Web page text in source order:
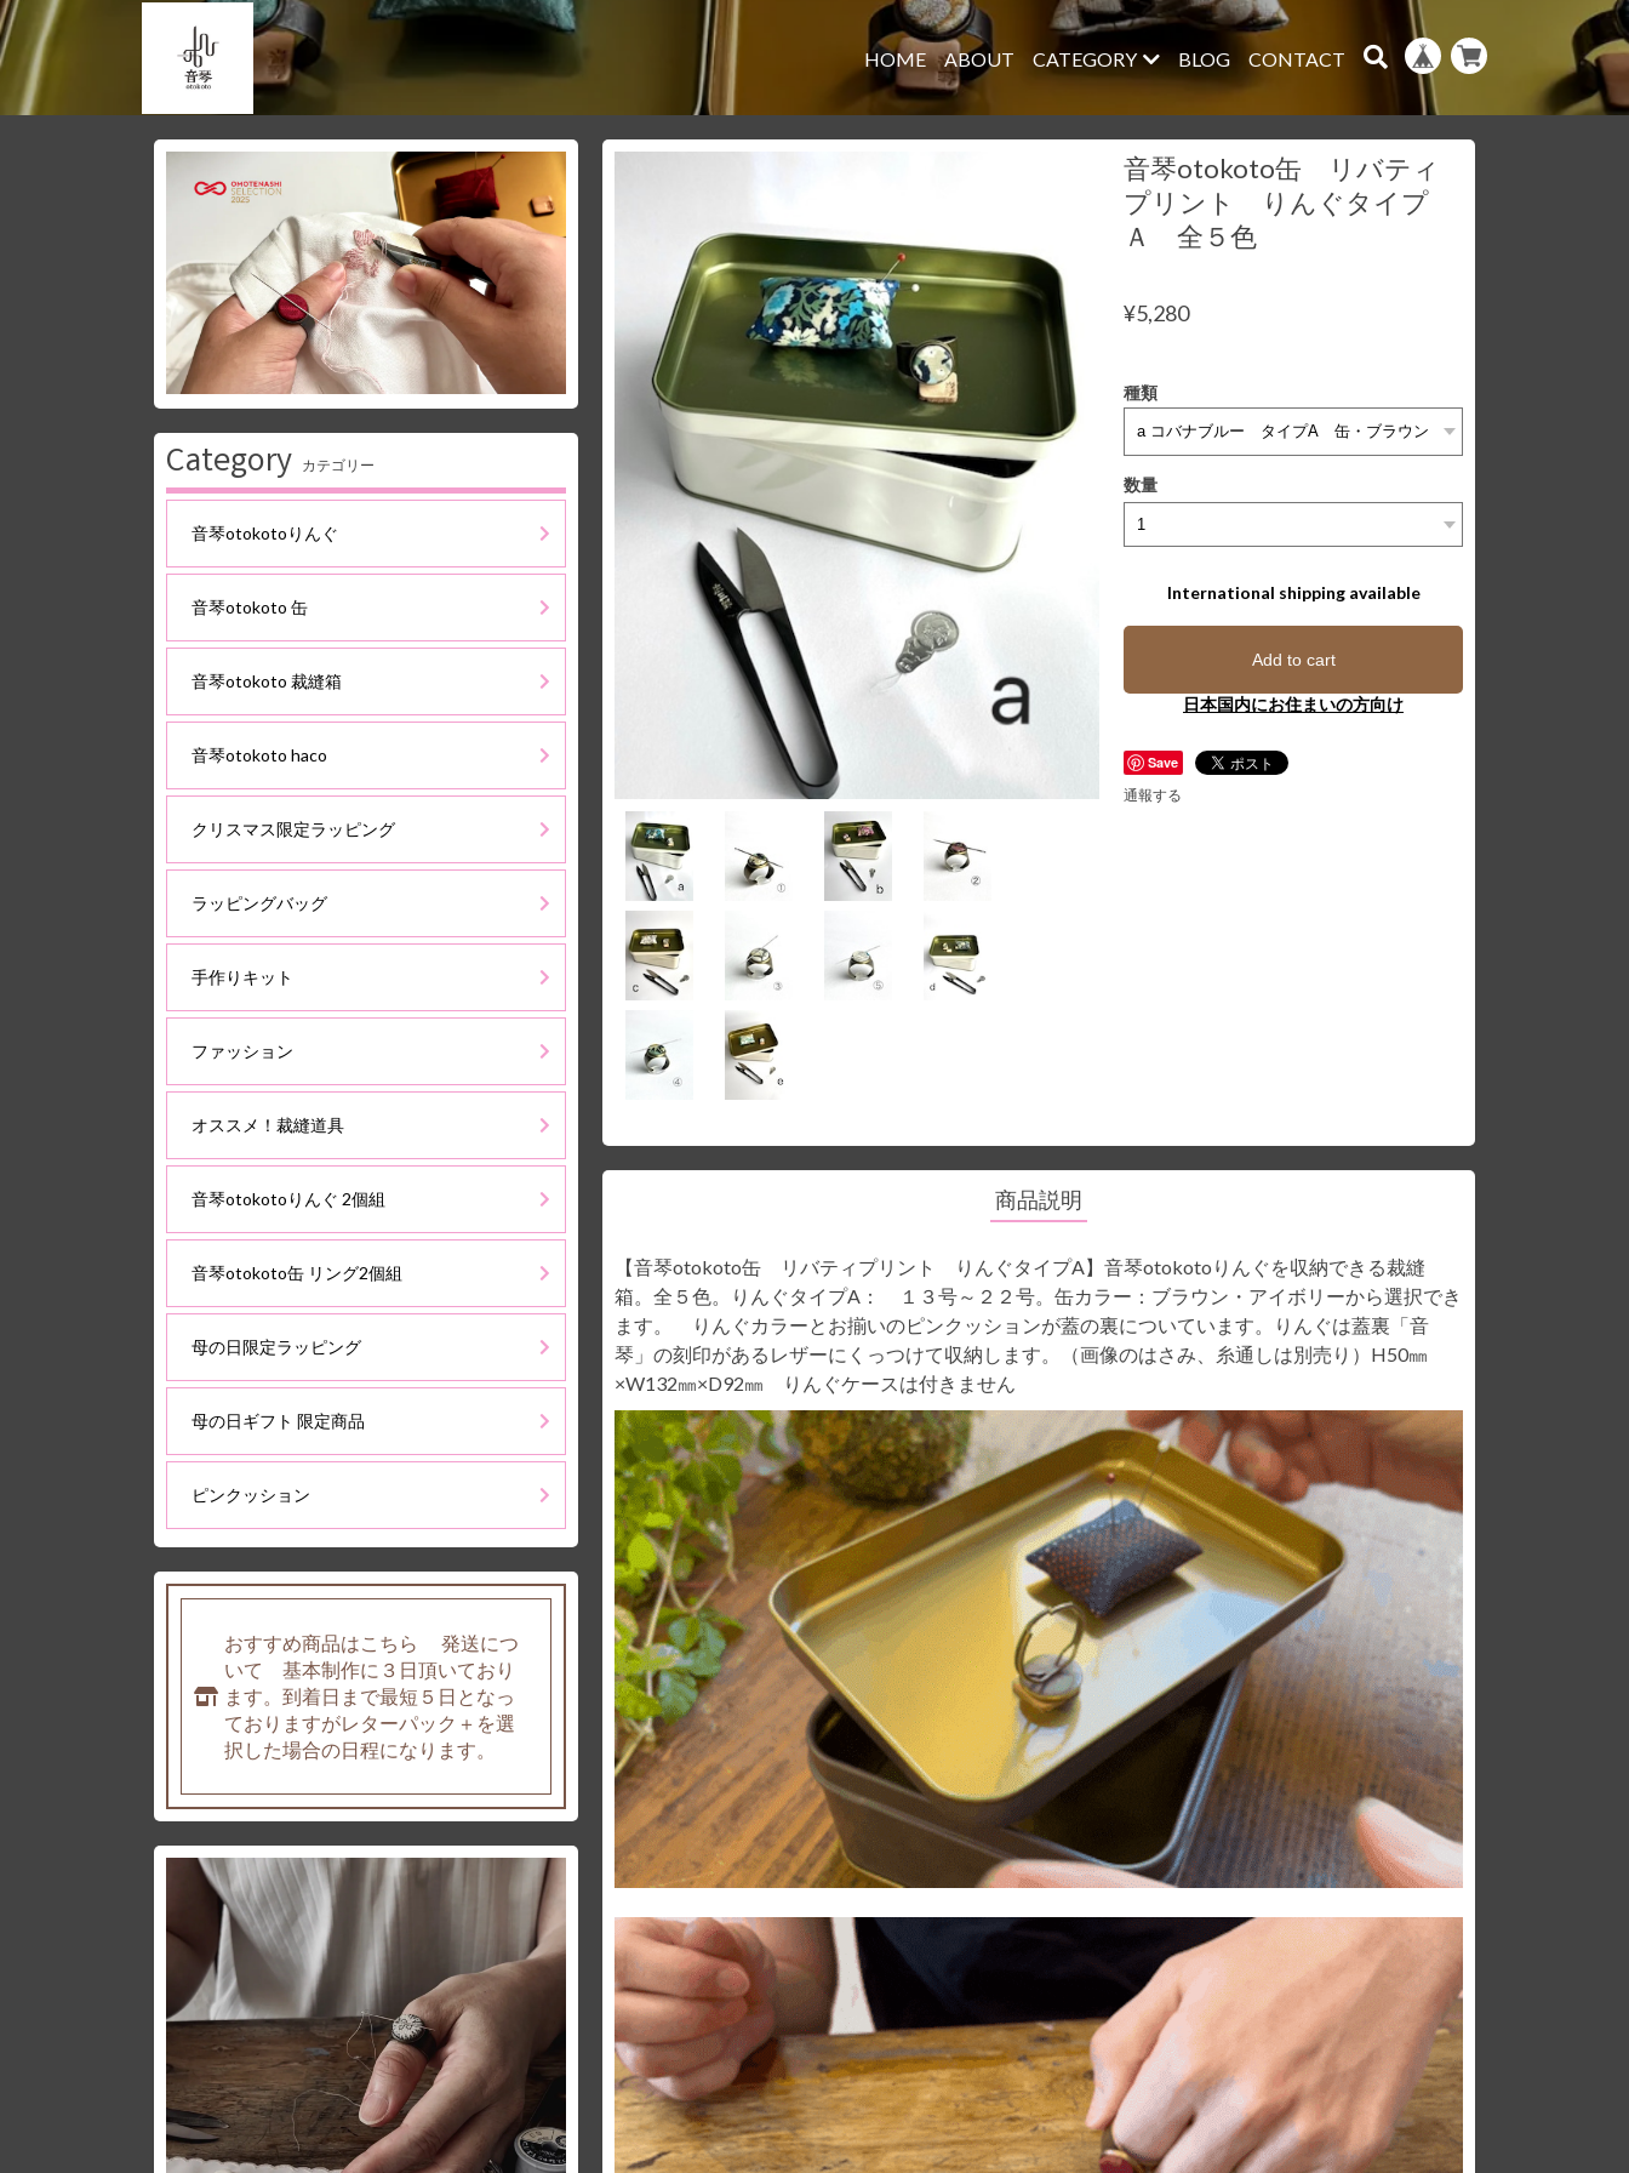
HOME ABOUT CATEGORY BLOG CONTACT
音琴otokoto缶 リバティ
プリント りんぐタイプ
Ａ 全５色
¥5,280
種類
数量
International shipping available
Add to cart
日本国内にお住まいの方向け
Save
通報する
商品説明
【音琴otokoto缶 リバティプリント りんぐタイプA】音琴otokotoりんぐを収納できる裁縫
箱。全５色。りんぐタイプA： １３号～２２号。缶カラー：ブラウン・アイボリーから選択でき
ます。 りんぐカラーとお揃いのピンクッションが蓋の裏についています。りんぐは蓋裏「音
琴」の刻印があるレザーにくっつけて収納します。（画像のはさみ、糸通しは別売り）H50㎜
×W132㎜×D92㎜ りんぐケースは付きません
Category カテゴリー
音琴otokotoりんぐ
音琴otokoto 缶
音琴otokoto 裁縫箱
音琴otokoto haco
クリスマス限定ラッピング
ラッピングバッグ
手作りキット
ファッション
オススメ！裁縫道具
音琴otokotoりんぐ 2個組
音琴otokoto缶 リング2個組
母の日限定ラッピング
母の日ギフト 限定商品
ピンクッション
おすすめ商品はこちら 発送につ
いて 基本制作に３日頂いており
ます。到着日まで最短５日となっ
ておりますがレターパック＋を選
択した場合の日程になります。